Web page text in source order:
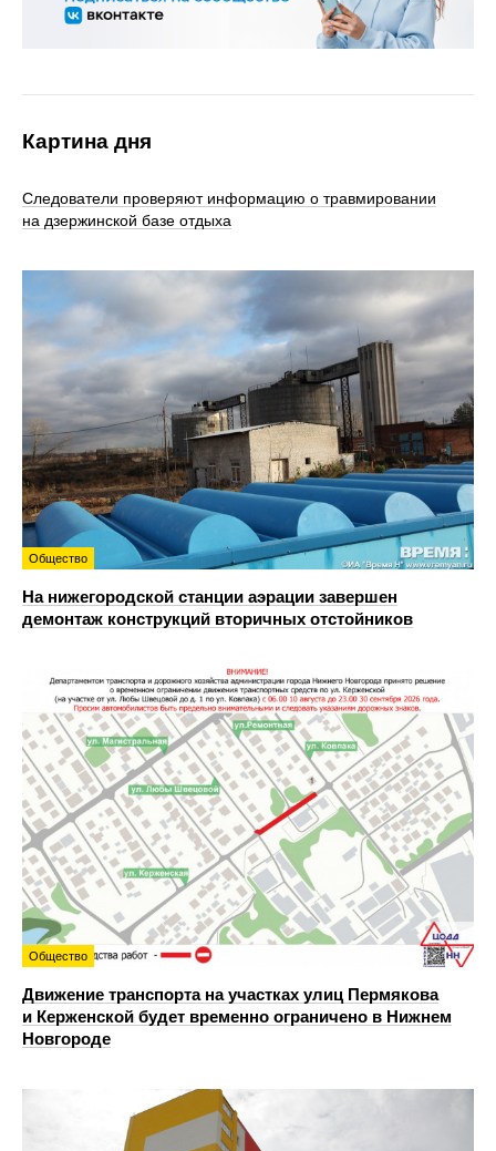
Картина дня
Следователи проверяют информацию о травмировании
на дзержинской базе отдыха
Общество
На нижегородской станции аэрации завершен
демонтаж конструкций вторичных отстойников
Общество
Движение транспорта на участках улиц Пермякова
и Керженской будет временно ограничено в Нижнем
Новгороде